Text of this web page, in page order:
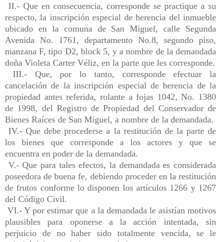
II.- Que en consecuencia, corresponde se practique a su
respecto, la inscripción especial de herencia del inmueble
ubicado en la comuna de San Miguel, calle Segunda
Avenida No. 1761, departamento No.8, segundo piso,
manzana F, tipo D2, block 5, y a nombre de la demandada
doña Violeta Carter Véliz, en la parte que les corresponde.
III.- Que, por lo tanto, corresponde efectuar la
cancelación de la inscripción especial de herencia de la
propiedad antes referida, rolante a fojas 1042, No. 1380
de 1998, del Registro de Propiedad del Conservador de
Bienes Raíces de San Miguel, a nombre de la demandada.
IV.- Que debe procederse a la restitución de la parte de
los bienes que corresponde a los actores y que se
encuentra en poder de la demandada.
V.- Que para tales efectos, la demandada es considerada
poseedora de buena fe, debiendo proceder en la restitución
de frutos conforme lo disponen los artículos 1266 y 1267
del Código Civil.
VI.- Y por estimar que a la demandada le asistían motivos
plausibles para oponerse a la acción intentada, sin
perjuicio de no haber sido totalmente vencida, se le